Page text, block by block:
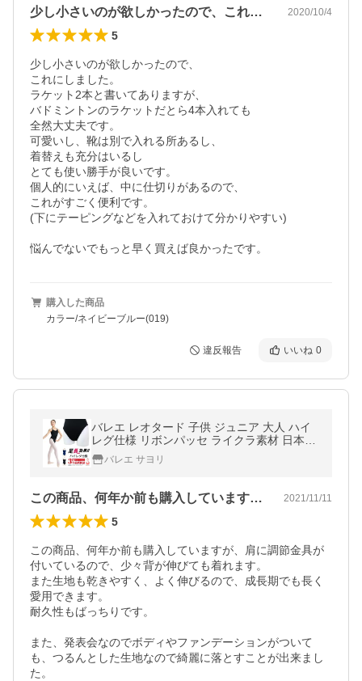
少し小さいのが欲しかったので、これにし… 2020/10/4
5
少し小さいのが欲しかったので、
これにしました。
ラケット2本と書いてありますが、
バドミントンのラケットだとら4本入れても
全然大丈夫です。
可愛いし、靴は別で入れる所あるし、
着替えも充分はいるし
とても使い勝手が良いです。
個人的にいえば、中に仕切りがあるので、
これがすごく便利です。
(下にテーピングなどを入れておけて分かりやすい)
悩んでないでもっと早く買えば良かったです。
購入した商品
カラー/ネイビーブルー(019)
違反報告 いいね 0
バレエ レオタード 子供 ジュニア 大人 ハイ
レグ仕様 リボンパッセ ライクラ素材 日本製
お直し3年保証 scl001-highleg
バレエ サヨリ
この商品、何年か前も購入していますが、… 2021/11/11
5
この商品、何年か前も購入していますが、肩に調節金具が
付いているので、少々背が伸びても着れます。
また生地も乾きやすく、よく伸びるので、成長期でも長く
愛用できます。
耐久性もばっちりです。
また、発表会なのでボディやファンデーションがついて
も、つるんとした生地なので綺麗に落とすことが出来まし
た。